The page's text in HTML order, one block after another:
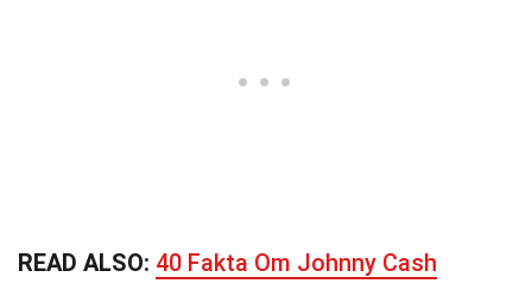
READ ALSO: 40 Fakta Om Johnny Cash